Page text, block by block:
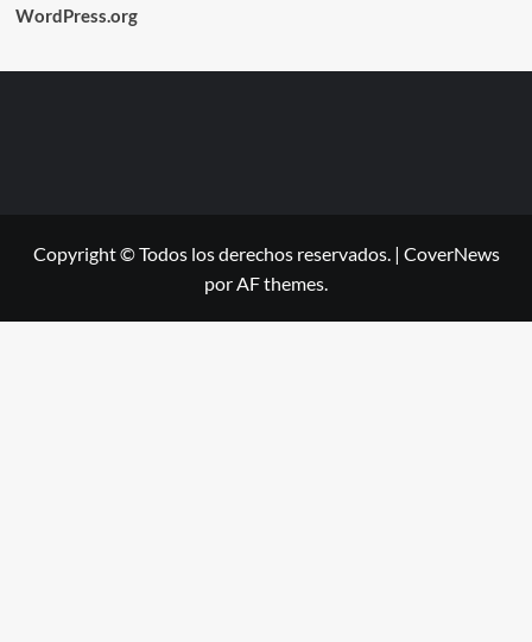
WordPress.org
Copyright © Todos los derechos reservados. | CoverNews
por AF themes.